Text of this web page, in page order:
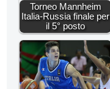
Torneo Mannheim
Italia-Russia finale per
il 5° posto